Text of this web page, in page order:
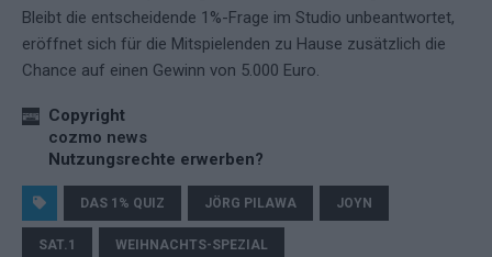
Bleibt die entscheidende 1%-Frage im Studio unbeantwortet,
eröffnet sich für die Mitspielenden zu Hause zusätzlich die
Chance auf einen Gewinn von 5.000 Euro.
Copyright
cozmo news
Nutzungsrechte erwerben?
DAS 1% QUIZ JÖRG PILAWA JOYN
SAT.1 WEIHNACHTS-SPEZIAL